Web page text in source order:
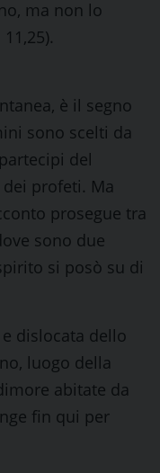
ma non lo
è il segno
sono scelti da
del
profeti. Ma
prosegue tra
sono due
si posò su di
dislocata dello
luogo della
abitate da
fin qui per